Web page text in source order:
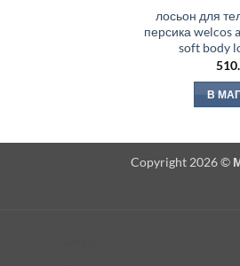
лосьон для
персика welcos
soft body
В
Copyright 2026 ©